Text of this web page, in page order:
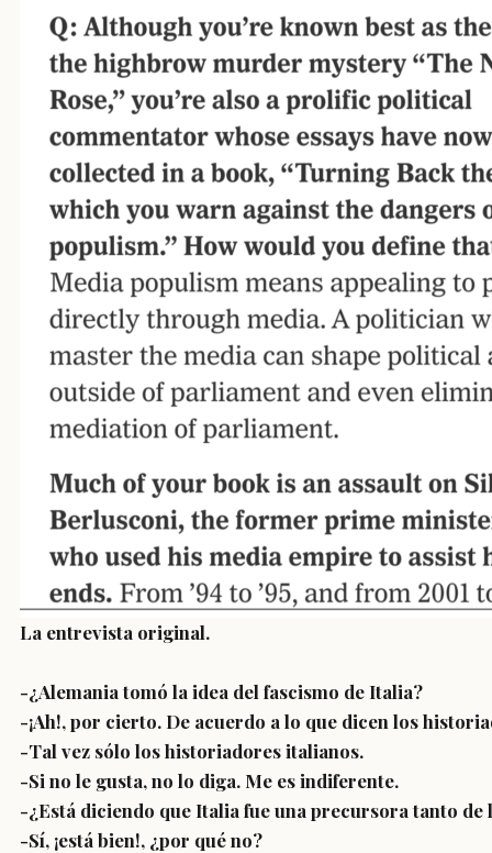
La entrevista original.
-¿Alemania tomó la idea del fascismo de Italia?
-¡Ah!, por cierto. De acuerdo a lo que dicen los
-Tal vez sólo los historiadores italianos.
-Si no le gusta, no lo diga. Me es indiferente.
-¿Está diciendo que Italia fue una precursora tanto
-Sí, ¡está bien!, ¿por qué no?